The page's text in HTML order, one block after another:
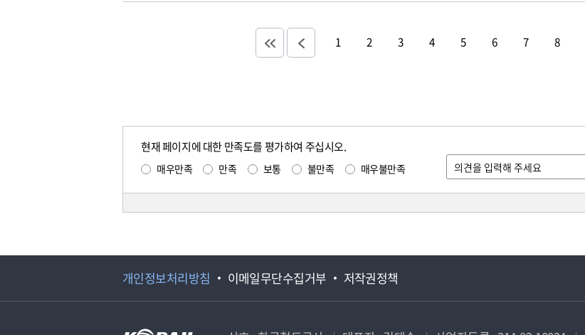
1 2 3 4 5 6 7 8
현재 페이지에 대한 만족도를 평가하여 주십시오.
매우만족 만족 보통 불만족 매우불만족
개인정보처리방침 이메일무단수집거부 저작권정책